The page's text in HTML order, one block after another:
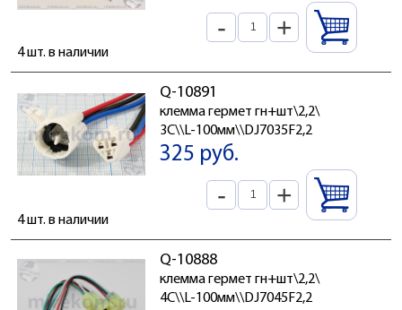
- +
4 шт. в наличии
Q-10891
клемма гермет гн+шт\2,2\
3C\\L-100мм\\DJ7035F2,2
325 руб.
- +
4 шт. в наличии
Q-10888
клемма гермет гн+шт\2,2\
4C\\L-100мм\\DJ7045F2,2